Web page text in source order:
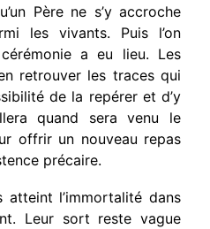
Père ne s’y accroche
les vivants. Puis l’on
a eu lieu. Les
retrouver les traces qui
de la repérer et d’y
quand sera venu le
offrir un nouveau repas
précaire.
atteint l’immortalité dans
Leur sort reste vague